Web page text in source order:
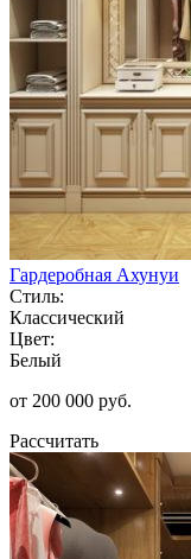
Гардеробная Ахунуи
Стиль:
Классический
Цвет:
Белый
от 200 000 руб.
Рассчитать